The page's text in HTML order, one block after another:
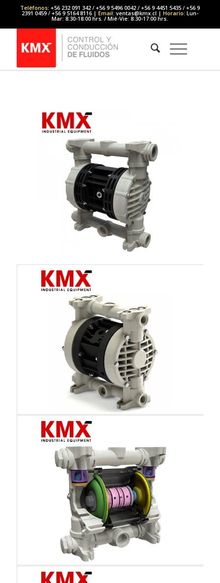
Teléfonos: +56 232 091 342 /+56 9 5496 0042 /+56 9 4451 5435 /+56 9
2391 0459 /+56 9 5164 8116 | Email: ventas@kmx.cl | Horario: Lun-
Mar: 8:30-18:00 hrs. / Mié-Vie: 8:30-17:00 hrs.